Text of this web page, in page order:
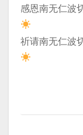
感恩南无仁波
祈请南无仁波